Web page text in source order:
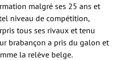
malgré ses 25 ans et
niveau de compétition,
tous ses rivaux et tenu
brabançon a pris du galon et
la relève belge.